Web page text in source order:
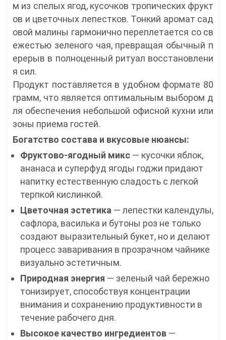
м из спелых ягод, кусочков тропических фрукт
ов и цветочных лепестков. Тонкий аромат сад
овой малины гармонично переплетается со св
ежестью зеленого чая, превращая обычный п
ерерыв в полноценный ритуал восстановлени
я сил.
Продукт поставляется в удобном формате 80
грамм, что является оптимальным выбором д
ля обеспечения небольшой офисной кухни или
зоны приема гостей.
Богатство состава и вкусовые нюансы:
Фруктово-ягодный микс — кусочки яблок,
ананаса и суперфуд ягоды годжи придают
напитку естественную сладость с легкой
терпкой кислинкой.
Цветочная эстетика — лепестки календулы,
сафлора, василька и бутоны роз не только
создают выразительный букет, но и делают
процесс заваривания в прозрачном чайнике
визуально эстетичным.
Природная энергия — зеленый чай бережно
тонизирует, способствуя концентрации
внимания и сохранению продуктивности в
течение рабочего дня.
Высокое качество ингредиентов —